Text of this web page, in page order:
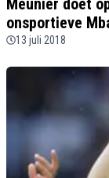
onsportieve
13 juli 2018